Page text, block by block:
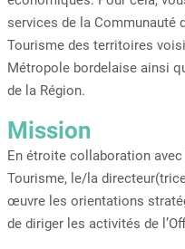
services de la Communauté
Tourisme des territoires
Métropole bordelaise ainsi
de la Région.
Mission
En étroite collaboration
Tourisme, le/la
œuvre les orientations
de diriger les activités de